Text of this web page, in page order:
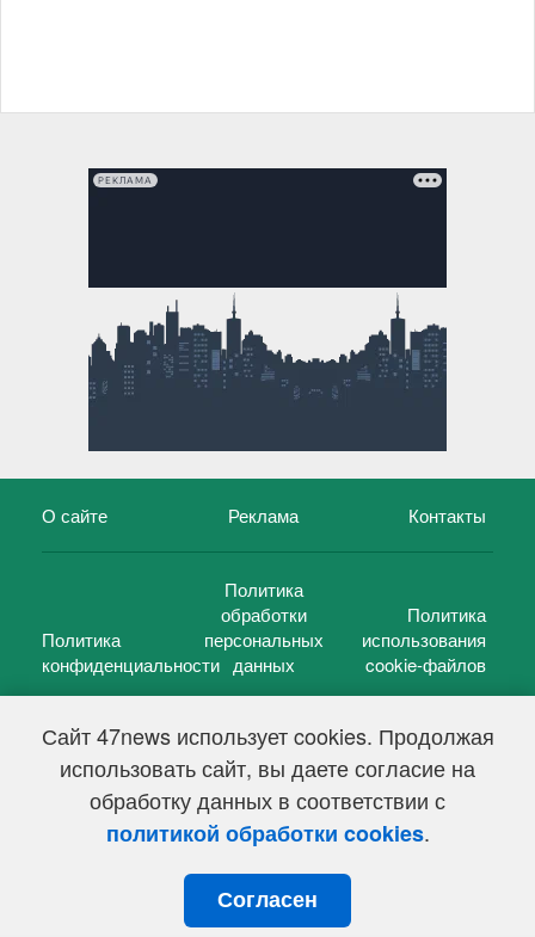
Сайт 47news использует cookies. Продолжая
использовать сайт, вы даете согласие на
обработку данных в соответствии с
политикой обработки cookies.
Согласен
РЕКЛАМА
О сайте Реклама Контакты
Политика
конфиденциальности
Политика
обработки
персональных
данных
Политика
использования
cookie-файлов
47 новостей (47 news)2005 — 2026 г.
Свидетельство о регистрации СМИ Эл № ФС 77-39848, выдано
Федеральной службой по надзору в сфере связи,
информационных технологий и массовых коммуникаций